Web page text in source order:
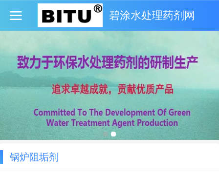
碧涂水处理药剂网
锅炉阻垢剂